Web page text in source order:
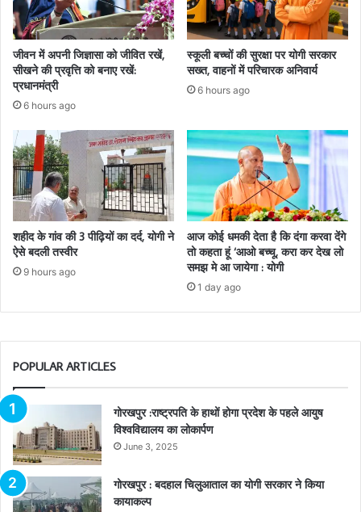
जीवन में अपनी जिज्ञासा को जीवित रखें,
सीखने की प्रवृत्ति को बनाए रखें:
प्रधानमंत्री
6 hours ago
स्कूली बच्चों की सुरक्षा पर योगी सरकार
सख्त, वाहनों में परिचारक अनिवार्य
6 hours ago
शहीद के गांव की 3 पीढ़ियों का दर्द, योगी ने
ऐसे बदली तस्वीर
9 hours ago
आज कोई धमकी देता है कि दंगा करवा देंगे
तो कहता हूं ‘आओ बच्चू, करा कर देख लो
समझ मे आ जायेगा : योगी
1 day ago
POPULAR ARTICLES
गोरखपुर :राष्ट्रपति के हाथों होगा प्रदेश के पहले आयुष
विश्वविद्यालय का लोकार्पण
June 3, 2025
गोरखपुर : बदहाल चिलुआताल का योगी सरकार ने किया
कायाकल्प